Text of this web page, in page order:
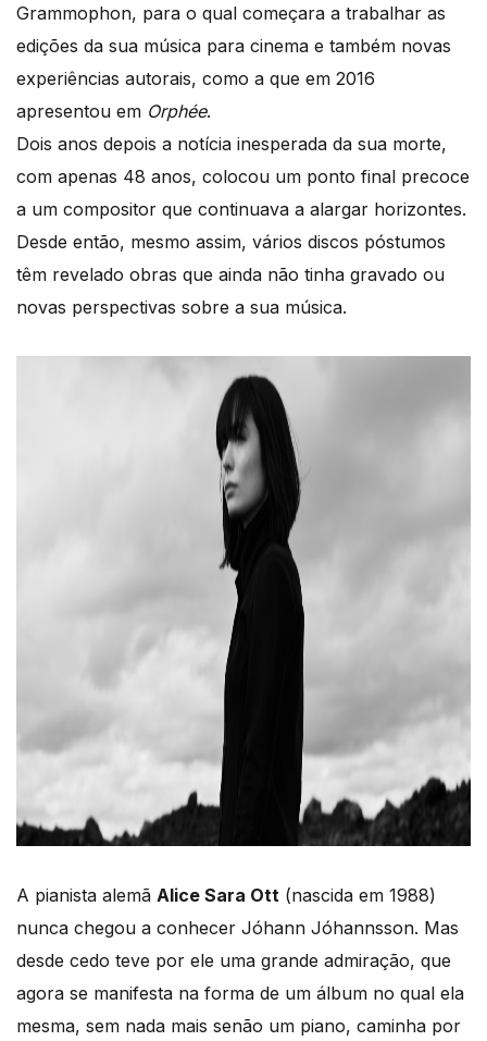
Grammophon, para o qual começara a trabalhar as
edições da sua música para cinema e também novas
experiências autorais, como a que em 2016
apresentou em Orphée.
Dois anos depois a notícia inesperada da sua morte,
com apenas 48 anos, colocou um ponto final precoce
a um compositor que continuava a alargar horizontes.
Desde então, mesmo assim, vários discos póstumos
têm revelado obras que ainda não tinha gravado ou
novas perspectivas sobre a sua música.
A pianista alemã Alice Sara Ott (nascida em 1988)
nunca chegou a conhecer Jóhann Jóhannsson. Mas
desde cedo teve por ele uma grande admiração, que
agora se manifesta na forma de um álbum no qual ela
mesma, sem nada mais senão um piano, caminha por